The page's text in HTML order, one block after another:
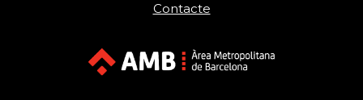
Contacte